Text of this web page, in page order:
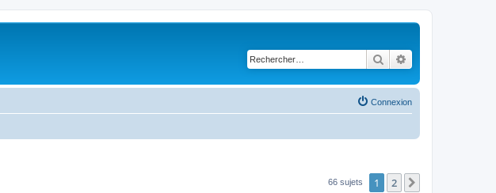
Rechercher
Connexion
66 sujets 1 2